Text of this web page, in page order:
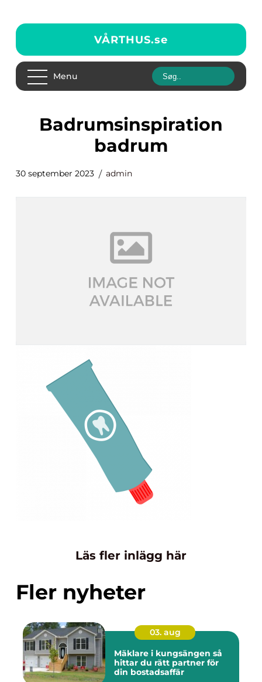
VÅRTHUS.se
Menu
badrumsinspiration
badrum
30 september 2023 admin
Läs fler inlägg här
Fler nyheter
03. aug
Mäklare i kungsängen så
hittar du rätt partner för
din bostadsaffär